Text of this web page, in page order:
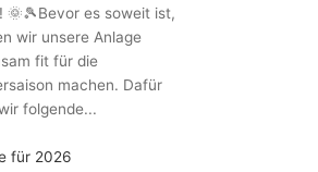
🌞🎾Bevor es soweit ist,
wir unsere Anlage
fit für die
machen. Dafür
folgende...
für 2026